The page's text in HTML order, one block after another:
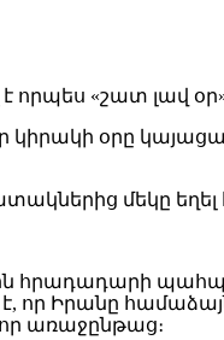
կիրակի օրը
մեկը եղել
հրադադարի
որ Իրանը
առաջընթաց։